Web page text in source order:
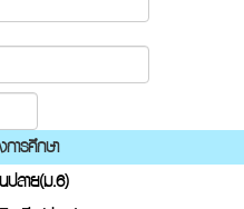
การศึกษา
ลาย(ม.6)